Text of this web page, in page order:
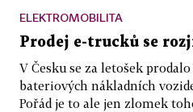
ELEKTROMOBILITA
Prodej e-trucků se
V Česku se za letošek
bateriových nákladních
Pořád je to ale jen zlomek